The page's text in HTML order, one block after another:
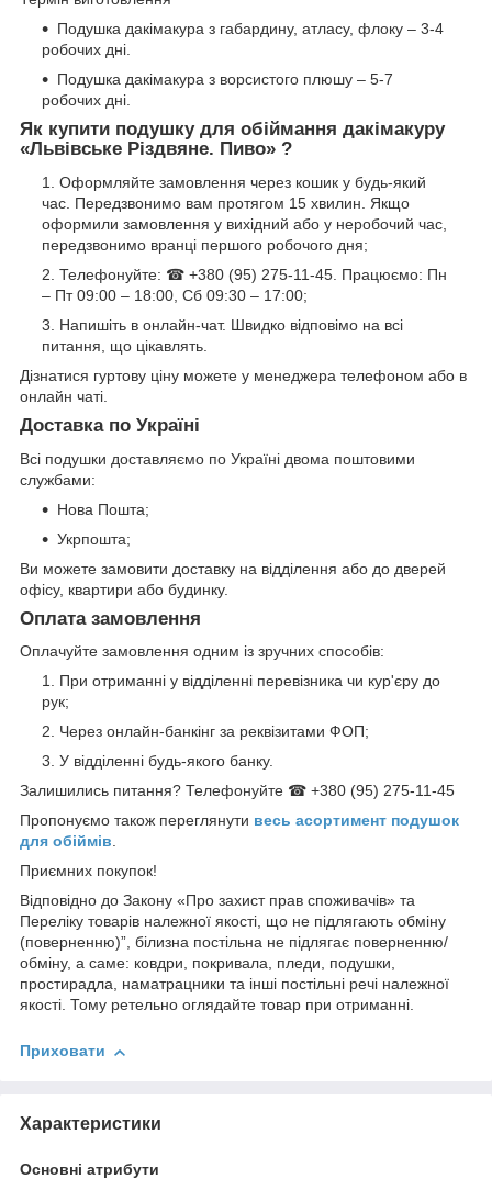
Подушка дакімакура з габардину, атласу, флоку – 3-4
робочих дні.
Подушка дакімакура з ворсистого плюшу – 5-7
робочих дні.
Як купити подушку для обіймання дакімакуру
«Львівське Різдвяне. Пиво» ?
Оформляйте замовлення через кошик у будь-який
час. Передзвонимо вам протягом 15 хвилин. Якщо
оформили замовлення у вихідний або у неробочий час,
передзвонимо вранці першого робочого дня;
Телефонуйте: ☎ +380 (95) 275-11-45. Працюємо: Пн
– Пт 09:00 – 18:00, Сб 09:30 – 17:00;
Напишіть в онлайн-чат. Швидко відповімо на всі
питання, що цікавлять.
Дізнатися гуртову ціну можете у менеджера телефоном або в
онлайн чаті.
Доставка по Україні
Всі подушки доставляємо по Україні двома поштовими
службами:
Нова Пошта;
Укрпошта;
Ви можете замовити доставку на відділення або до дверей
офісу, квартири або будинку.
Оплата замовлення
Оплачуйте замовлення одним із зручних способів:
При отриманні у відділенні перевізника чи кур'єру до
рук;
Через онлайн-банкінг за реквізитами ФОП;
У відділенні будь-якого банку.
Залишились питання? Телефонуйте ☎ +380 (95) 275-11-45
Пропонуємо також переглянути весь асортимент подушок
для обіймів.
Приємних покупок!
Відповідно до Закону «Про захист прав споживачів» та
Переліку товарів належної якості, що не підлягають обміну
(поверненню)”, білизна постільна не підлягає поверненню/
обміну, а саме: ковдри, покривала, пледи, подушки,
простирадла, наматрацники та інші постільні речі належної
якості. Тому ретельно оглядайте товар при отриманні.
Приховати
Характеристики
Основні атрибути